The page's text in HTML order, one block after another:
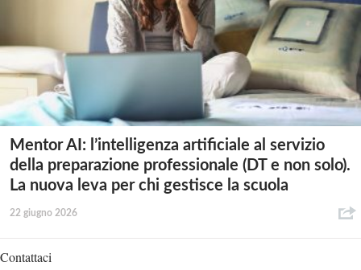
Mentor AI: l’intelligenza artificiale al servizio
della preparazione professionale (DT e non solo).
La nuova leva per chi gestisce la scuola
22 giugno 2026
Contattaci